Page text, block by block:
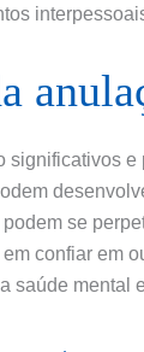
se
confiar em
saúde mental